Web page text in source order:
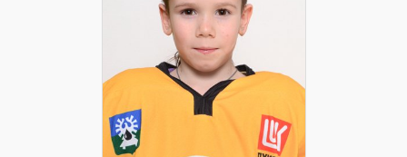
Хват клюшки:
Левый
Дата заявки:
12.12.2024